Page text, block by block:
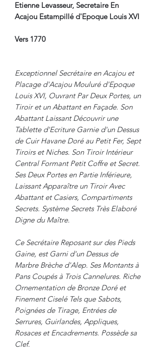
Etienne Levasseur, Secretaire En
Acajou Estampillé d'Epoque Louis XVI
Vers 1770
Exceptionnel Secrétaire en Acajou et
Placage d'Acajou Mouluré d'Epoque
Louis XVI, Ouvrant Par Deux Portes, un
Tiroir et un Abattant en Façade. Son
Abattant Laissant Découvrir une
Tablette d'Ecriture Garnie d'un Dessus
de Cuir Havane Doré au Petit Fer, Sept
Tiroirs et Niches. Son Tiroir Intérieur
Central Formant Petit Coffre et Secret.
Ses Deux Portes en Partie Inférieure,
Laissant Apparaître un Tiroir Avec
Abattant et Casiers, Compartiments
Secrets. Système Secrets Très Elaboré
Digne du Maître.
Ce Secrétaire Reposant sur des Pieds
Gaine, est Garni d'un Dessus de
Marbre Brèche d'Alep. Ses Montants à
Pans Coupés à Trois Cannelures. Riche
Ornementation de Bronze Doré et
Finement Ciselé Tels que Sabots,
Poignées de Tirage, Entrées de
Serrures, Guirlandes, Appliques,
Rosaces et Encadrements. Possède sa
Clef.